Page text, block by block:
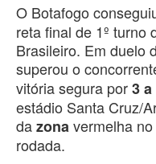
O Botafogo
reta final de 1º turno
Brasileiro. Em duelo
superou o
vitória segura por3 a
estádio Santa Cruz/
dazonavermelha
rodada.